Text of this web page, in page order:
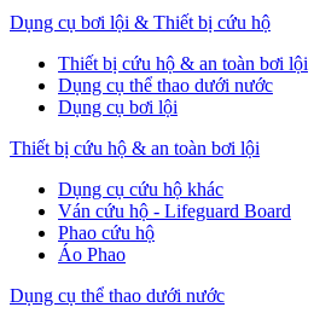
Dụng cụ bơi lội & Thiết bị cứu hộ
Thiết bị cứu hộ & an toàn bơi lội
Dụng cụ thể thao dưới nước
Dụng cụ bơi lội
Thiết bị cứu hộ & an toàn bơi lội
Dụng cụ cứu hộ khác
Ván cứu hộ - Lifeguard Board
Phao cứu hộ
Áo Phao
Dụng cụ thể thao dưới nước